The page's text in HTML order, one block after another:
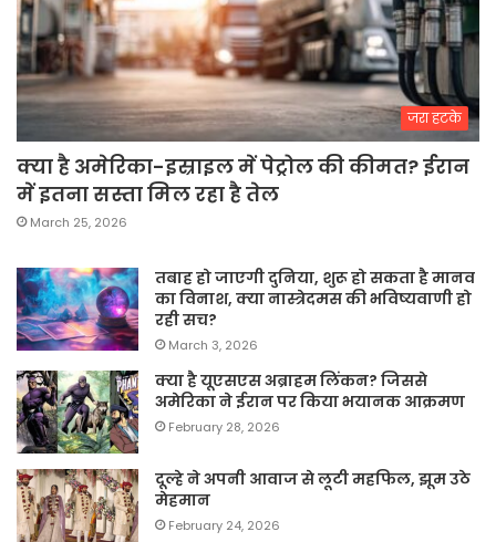
जरा हटके
क्या है अमेरिका-इस्राइल में पेट्रोल की कीमत? ईरान
में इतना सस्ता मिल रहा है तेल
March 25, 2026
तबाह हो जाएगी दुनिया, शुरू हो सकता है मानव
का विनाश, क्या नास्त्रेदमस की भविष्यवाणी हो
रही सच?
March 3, 2026
क्या है यूएसएस अब्राहम लिंकन? जिससे
अमेरिका ने ईरान पर किया भयानक आक्रमण
February 28, 2026
दूल्हे ने अपनी आवाज से लूटी महफिल, झूम उठे
मेहमान
February 24, 2026